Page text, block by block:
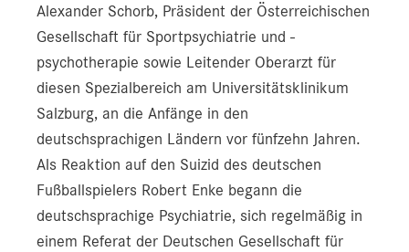
Alexander Schorb, Präsident der Österreichischen
Gesellschaft für Sportpsychiatrie und -
psychotherapie sowie Leitender Oberarzt für
diesen Spezialbereich am Universitätsklinikum
Salzburg, an die Anfänge in den
deutschsprachigen Ländern vor fünfzehn Jahren.
Als Reaktion auf den Suizid des deutschen
Fußballspielers Robert Enke begann die
deutschsprachige Psychiatrie, sich regelmäßig in
einem Referat der Deutschen Gesellschaft für